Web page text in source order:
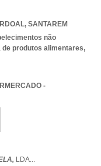
, SANTAREM
não
produtos alimentares,
-
LDA...